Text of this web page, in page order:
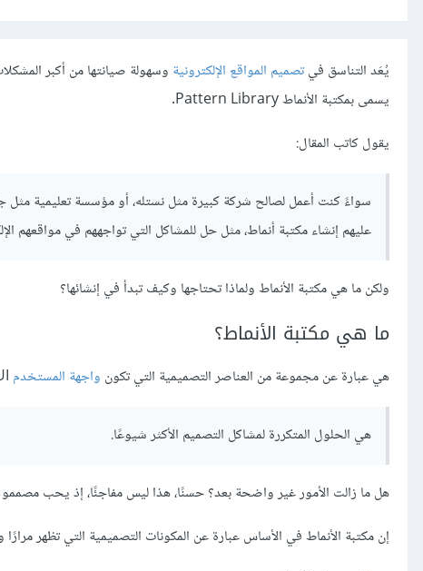
يُعَد التناسق فيتصميم المواقع الإلكترونية وسهولة صيانتها من أكبر
يسمى بمكتبة الأنماط Pattern Library.
يقول كاتب المقال:
سواءً كنت أعمل لصالح شركة كبيرة مثل نستله، أو مؤسسة تعليمية مثل
عليهم إنشاء مكتبة أنماط، مثل حل للمشاكل التي تواجههم في مواقعهم
ولكن ما هي مكتبة الأنماط ولماذا تحتاجها وكيف تبدأ في إنشائها؟
ما هي مكتبة الأنماط؟
هي عبارة عن مجموعة من العناصر التصميمية التي تكون واجهة المستخدم
هي الحلول المتكررة لمشاكل التصميم الأكثر شيوعًا.
هل ما زالت الأمور غير واضحة بعد؟ حسنًا، هذا ليس مفاجئًا، إذ يحب مصممو
إن مكتبة الأنماط في الأساس عبارة عن المكونات التصميمية التي تظهر